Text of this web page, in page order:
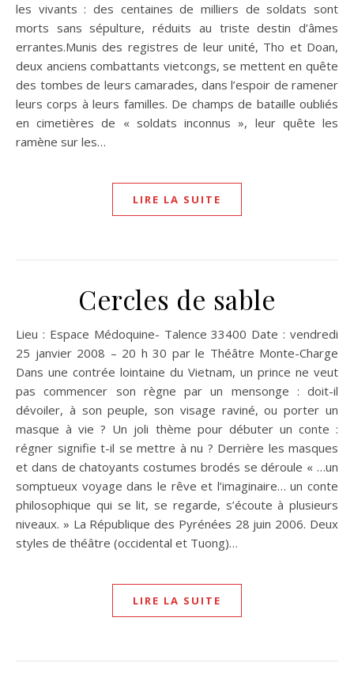
les vivants : des centaines de milliers de soldats sont
morts sans sépulture, réduits au triste destin d’âmes
errantes.Munis des registres de leur unité, Tho et Doan,
deux anciens combattants vietcongs, se mettent en quête
des tombes de leurs camarades, dans l’espoir de ramener
leurs corps à leurs familles. De champs de bataille oubliés
en cimetières de « soldats inconnus », leur quête les
ramène sur les…
LIRE LA SUITE
Cercles de sable
Lieu : Espace Médoquine- Talence 33400 Date : vendredi
25 janvier 2008 – 20 h 30 par le Théâtre Monte-Charge
Dans une contrée lointaine du Vietnam, un prince ne veut
pas commencer son règne par un mensonge : doit-il
dévoiler, à son peuple, son visage raviné, ou porter un
masque à vie ? Un joli thème pour débuter un conte :
régner signifie t-il se mettre à nu ? Derrière les masques
et dans de chatoyants costumes brodés se déroule « …un
somptueux voyage dans le rêve et l’imaginaire… un conte
philosophique qui se lit, se regarde, s’écoute à plusieurs
niveaux. » La République des Pyrénées 28 juin 2006. Deux
styles de théâtre (occidental et Tuong)…
LIRE LA SUITE